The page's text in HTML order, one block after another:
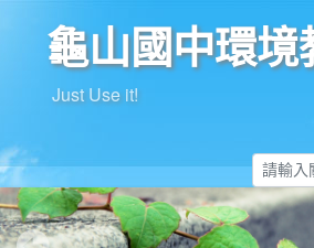
龜山國中環境
Just Use it!